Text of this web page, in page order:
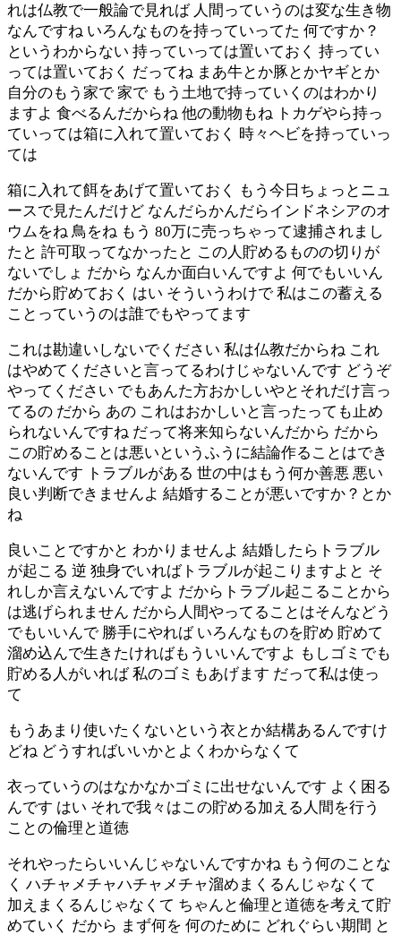
れは仏教で一般論で見れば 人間っていうのは変な生き物
なんですね いろんなものを持っていってた 何ですか？
というわからない 持っていっては置いておく 持ってい
っては置いておく だってね まあ牛とか豚とかヤギとか
自分のもう家で 家で もう土地で持っていくのはわかり
ますよ 食べるんだからね 他の動物もね トカゲやら持っ
ていっては箱に入れて置いておく 時々ヘビを持っていっ
ては
箱に入れて餌をあげて置いておく もう今日ちょっとニュ
ースで見たんだけど なんだらかんだらインドネシアのオ
ウムをね 鳥をね もう 80万に売っちゃって逮捕されまし
たと 許可取ってなかったと この人貯めるものの切りが
ないでしょ だから なんか面白いんですよ 何でもいいん
だから貯めておく はい そういうわけで 私はこの蓄える
ことっていうのは誰でもやってます
これは勘違いしないでください 私は仏教だからね これ
はやめてくださいと言ってるわけじゃないんです どうぞ
やってください でもあんた方おかしいやとそれだけ言っ
てるの だから あの これはおかしいと言ったっても止め
られないんですね だって将来知らないんだから だから
この貯めることは悪いというふうに結論作ることはでき
ないんです トラブルがある 世の中はもう何か善悪 悪い
良い判断できませんよ 結婚することが悪いですか？とか
ね
良いことですかと わかりませんよ 結婚したらトラブル
が起こる 逆 独身でいればトラブルが起こりますよと そ
れしか言えないんですよ だからトラブル起こることから
は逃げられません だから人間やってることはそんなどう
でもいいんで 勝手にやれば いろんなものを貯め 貯めて
溜め込んで生きたければもういいんですよ もしゴミでも
貯める人がいれば 私のゴミもあげます だって私は使っ
て
もうあまり使いたくないという衣とか結構あるんですけ
どね どうすればいいかとよくわからなくて
衣っていうのはなかなかゴミに出せないんです よく困る
んです はい それで我々はこの貯める加える人間を行う
ことの倫理と道徳
それやったらいいんじゃないんですかね もう何のことな
く ハチャメチャハチャメチャ溜めまくるんじゃなくて
加えまくるんじゃなくて ちゃんと倫理と道徳を考えて貯
めていく だから まず何を 何のために どれぐらい期間 と